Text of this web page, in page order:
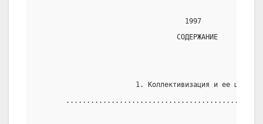
                                    1997
                                  СОДЕРЖАНИЕ
                        1. Коллективизация и ее цель